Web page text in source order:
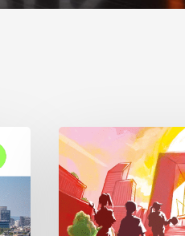
Paris
La
Défense
lance